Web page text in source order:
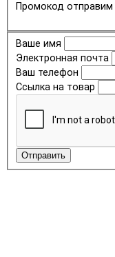
Промокод отправим
Ваше имя
Электронная почта
Ваш телефон
Ссылка на товар
Отправить